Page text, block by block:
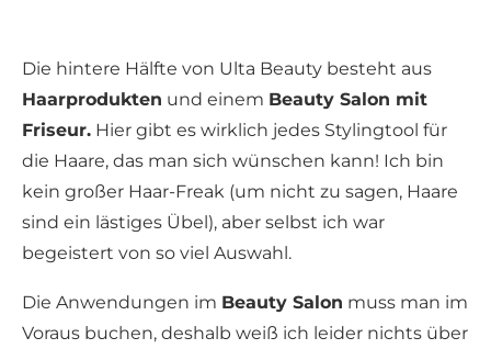
Die hintere Hälfte von Ulta Beauty besteht aus
Haarprodukten und einem Beauty Salon mit
Friseur. Hier gibt es wirklich jedes Stylingtool für
die Haare, das man sich wünschen kann! Ich bin
kein großer Haar-Freak (um nicht zu sagen, Haare
sind ein lästiges Übel), aber selbst ich war
begeistert von so viel Auswahl.
Die Anwendungen im Beauty Salon muss man im
Voraus buchen, deshalb weiß ich leider nichts über